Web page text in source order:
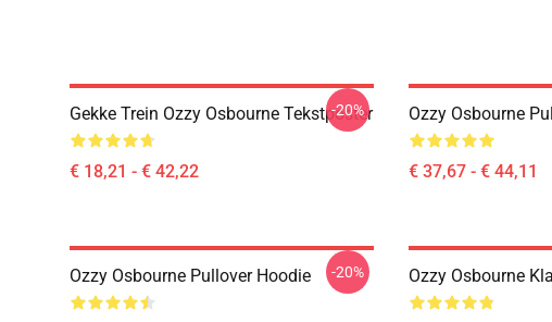
Gekke Trein Ozzy Osbourne Tekstposter
€ 18,21 - € 42,22
-20% Ozzy Osbourne
€ 37,67 - € 44,11
Ozzy Osbourne Pullover Hoodie -20% Ozzy Osbourne